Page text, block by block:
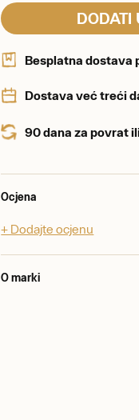
DODATI
Besplatna dostava
Dostava već treći
90 dana za povrat
Ocjena
+ Dodajte ocjenu
O marki